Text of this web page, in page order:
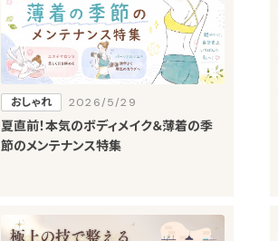
おしゃれ 2026/5/29
夏直前！本気のボディメイク＆薄着の季
節のメンテナンス特集